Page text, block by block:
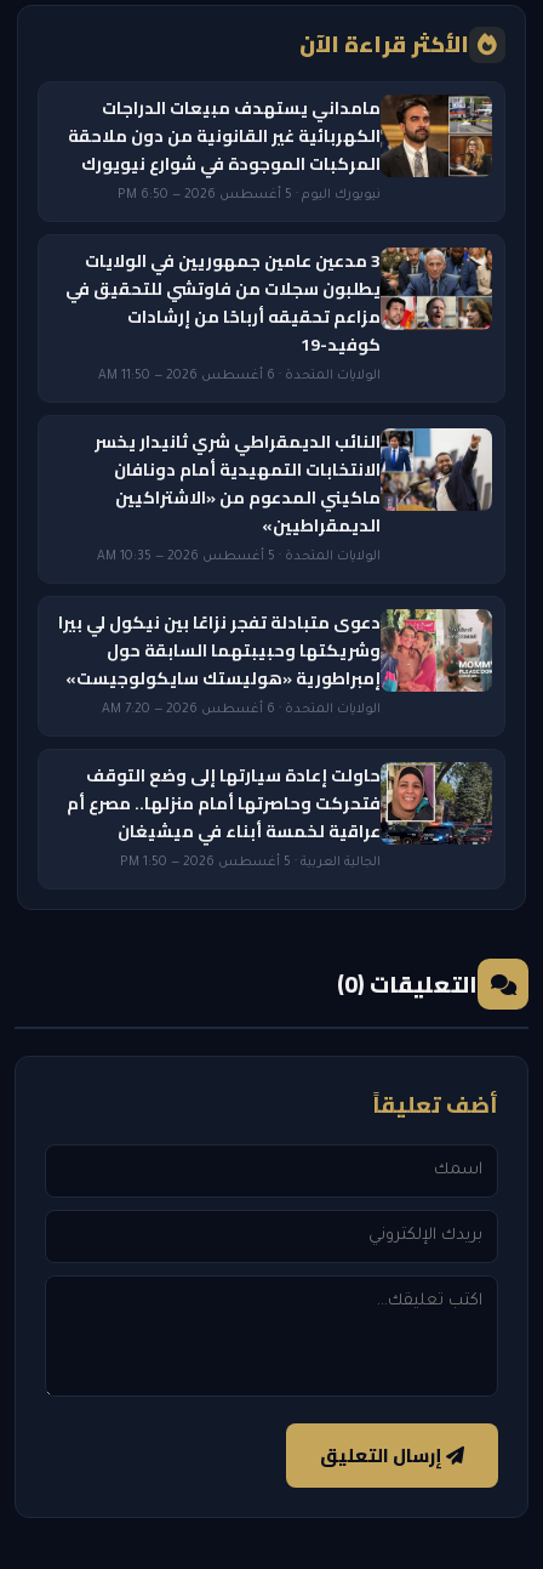
الأكثر قراءة الآن
مامداني يستهدف مبيعات الدراجات
الكهربائية غير القانونية من دون ملاحقة
المركبات الموجودة في شوارع نيويورك
نيويورك اليوم · 5 أغسطس 2026 — 6:50 PM
3 مدعين عامين جمهوريين في الولايات
يطلبون سجلات من فاوتشي للتحقيق في
مزاعم تحقيقه أرباحًا من إرشادات
كوفيد-19
الولايات المتحدة · 6 أغسطس 2026 — 11:50 AM
النائب الديمقراطي شري ثانيدار يخسر
الانتخابات التمهيدية أمام دونافان
ماكيني المدعوم من «الاشتراكيين
الديمقراطيين»
الولايات المتحدة · 5 أغسطس 2026 — 10:35 AM
دعوى متبادلة تفجر نزاعًا بين نيكول لي بيرا
وشريكتها وحبيبتهما السابقة حول
إمبراطورية «هوليستك سايكولوجيست»
الولايات المتحدة · 6 أغسطس 2026 — 7:20 AM
حاولت إعادة سيارتها إلى وضع التوقف
فتحركت وحاصرتها أمام منزلها.. مصرع أم
عراقية لخمسة أبناء في ميشيغان
الجالية العربية · 5 أغسطس 2026 — 1:50 PM
التعليقات (0)
أضف تعليقاً
إرسال التعليق